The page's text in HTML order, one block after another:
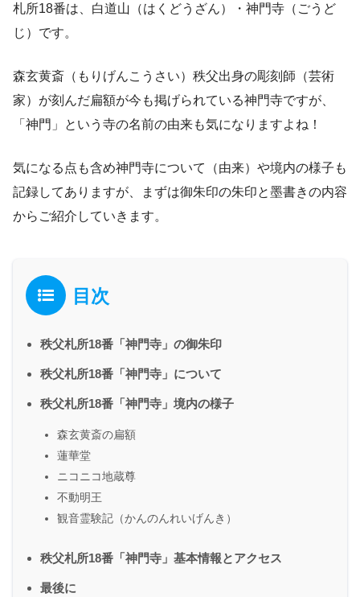
札所18番は、白道山（はくどうざん）・神門寺（ごうど
じ）です。
森玄黄斎（もりげんこうさい）秩父出身の彫刻師（芸術
家）が刻んだ扁額が今も掲げられている神門寺ですが、
「神門」という寺の名前の由来も気になりますよね！
気になる点も含め神門寺について（由来）や境内の様子も
記録してありますが、まずは御朱印の朱印と墨書きの内容
からご紹介していきます。
目次
秩父札所18番「神門寺」の御朱印
秩父札所18番「神門寺」について
秩父札所18番「神門寺」境内の様子
森玄黄斎の扁額
蓮華堂
ニコニコ地蔵尊
不動明王
観音霊験記（かんのんれいげんき）
秩父札所18番「神門寺」基本情報とアクセス
最後に